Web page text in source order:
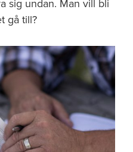
sig undan. Man vill bli
gå till?